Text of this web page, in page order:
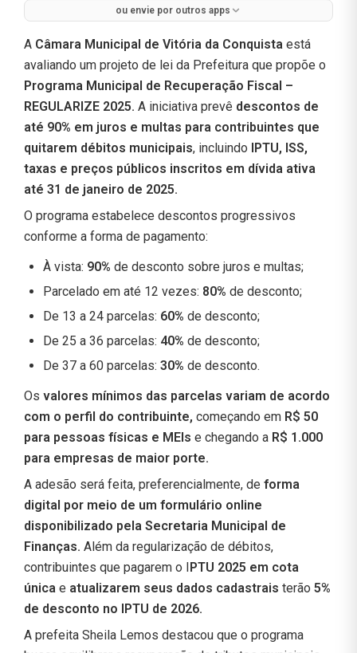
ou envie por outros apps
A Câmara Municipal de Vitória da Conquista está
avaliando um projeto de lei da Prefeitura que propõe o
Programa Municipal de Recuperação Fiscal –
REGULARIZE 2025. A iniciativa prevê descontos de
até 90% em juros e multas para contribuintes que
quitarem débitos municipais, incluindo IPTU, ISS,
taxas e preços públicos inscritos em dívida ativa
até 31 de janeiro de 2025.
O programa estabelece descontos progressivos
conforme a forma de pagamento:
À vista: 90% de desconto sobre juros e multas;
Parcelado em até 12 vezes: 80% de desconto;
De 13 a 24 parcelas: 60% de desconto;
De 25 a 36 parcelas: 40% de desconto;
De 37 a 60 parcelas: 30% de desconto.
Os valores mínimos das parcelas variam de acordo
com o perfil do contribuinte, começando em R$ 50
para pessoas físicas e MEIs e chegando a R$ 1.000
para empresas de maior porte.
A adesão será feita, preferencialmente, de forma
digital por meio de um formulário online
disponibilizado pela Secretaria Municipal de
Finanças. Além da regularização de débitos,
contribuintes que pagarem o IPTU 2025 em cota
única e atualizarem seus dados cadastrais terão 5%
de desconto no IPTU de 2026.
A prefeita Sheila Lemos destacou que o programa